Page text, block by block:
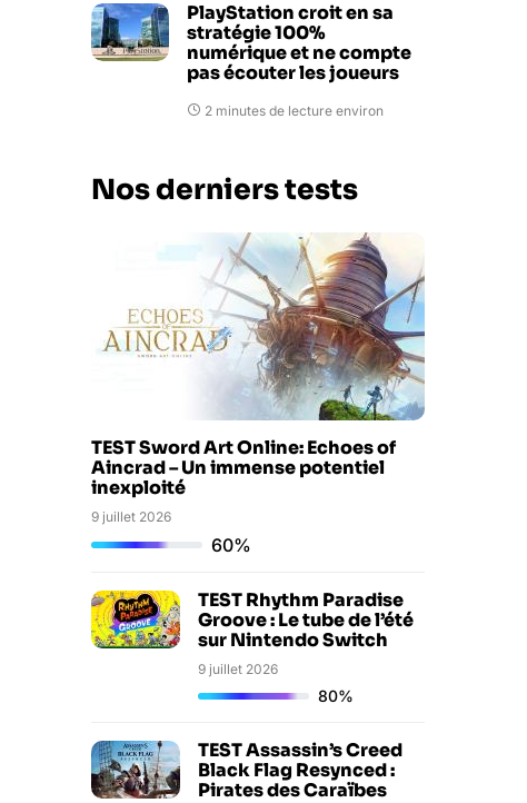
PlayStation croit en sa
stratégie 100%
numérique et ne compte
pas écouter les joueurs
2 minutes de lecture environ
Nos derniers tests
TEST Sword Art Online: Echoes of
Aincrad – Un immense potentiel
inexploité
9 juillet 2026
60%
TEST Rhythm Paradise
Groove : Le tube de l’été
sur Nintendo Switch
9 juillet 2026
80%
TEST Assassin’s Creed
Black Flag Resynced :
Pirates des Caraïbes